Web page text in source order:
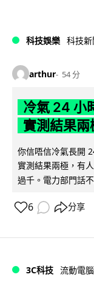
科技娛樂 科技新
arthur 54 分
冷氣 24 小
實測結果
你信唔信冷氣長開
實測結果兩極，有
過千。電力部門話
6 分享
3C科技 流動電腦